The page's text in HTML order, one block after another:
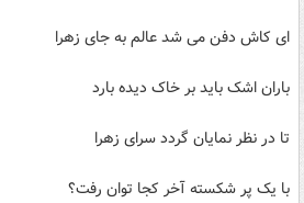
ای­ کاش دفن می ­شد عالم به جای زهرا
باران اشک باید بر خاک دیده بارد
تا در نظر نمایان گردد سرای زهرا
با یک پر شکسته آخر کجا توان رفت؟